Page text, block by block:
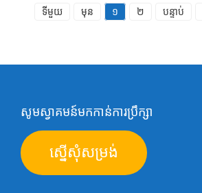
ទីមួយ មុន ១ ២ បន្ទាប់
សូមស្វាគមន៍មកកាន់ការប្រឹក្សា
ស្នើសុំសម្រង់